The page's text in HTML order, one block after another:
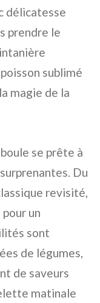
délicatesse
prendre le
sublimé
magie de la
se prête à
Du
revisité,
un
sont
de légumes,
de saveurs
matinale